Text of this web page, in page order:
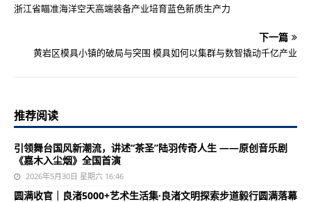
浙江省瞄准海洋空天高端装备产业培育蓝色新质生产力
下一篇
黄岩区模具小镇的破局与突围 模具如何以集群与数智撬动千亿产业
推荐阅读
引领舞台国风新潮流，讲述“茶圣”陆羽传奇人生 ——原创音乐剧
《嘉木入尘烟》全国首演
2026年5月30日 星期六 16:46
圆满收官｜良渚5000+艺术生活集·良渚文明探索步道毅行圆满落幕